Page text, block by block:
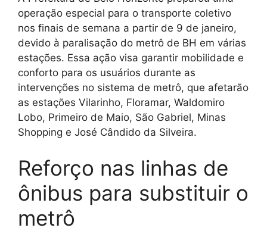
operação especial para o transporte coletivo
nos finais de semana a partir de 9 de janeiro,
devido à paralisação do metrô de BH em várias
estações. Essa ação visa garantir mobilidade e
conforto para os usuários durante as
intervenções no sistema de metrô, que afetarão
as estações Vilarinho, Floramar, Waldomiro
Lobo, Primeiro de Maio, São Gabriel, Minas
Shopping e José Cândido da Silveira.
Reforço nas linhas de
ônibus para substituir o
metrô